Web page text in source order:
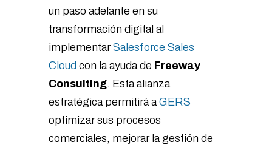
un paso adelante en su
transformación digital al
implementarSalesforce Sales
Cloud con la ayuda de Freeway
Consulting. Esta alianza
estratégica permitirá aGERS
optimizar sus procesos
comerciales, mejorar la gestión de